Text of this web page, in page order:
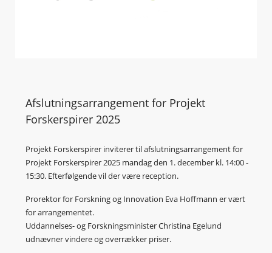
Afslutningsarrangement for Projekt
Forskerspirer 2025
Projekt Forskerspirer inviterer til afslutningsarrangement for
Projekt Forskerspirer 2025 mandag den 1. december kl. 14:00 -
15:30. Efterfølgende vil der være reception.
Prorektor for Forskning og Innovation Eva Hoffmann er vært
for arrangementet.
Uddannelses- og Forskningsminister Christina Egelund
udnævner vindere og overrækker priser.